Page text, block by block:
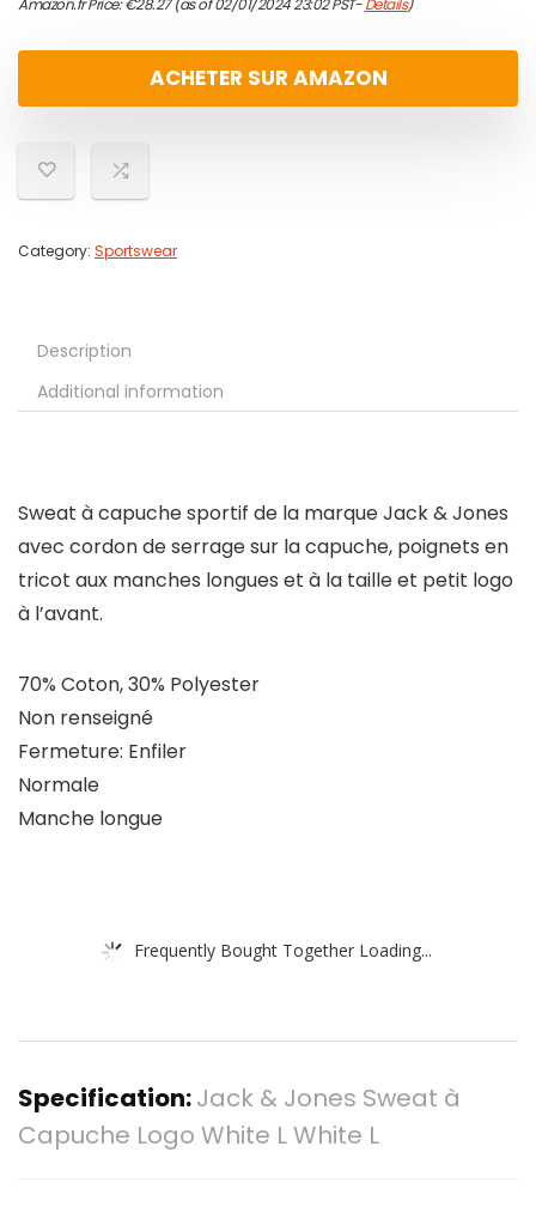
Amazon.fr Price:€28.27(as of 02/01/2024 23:02 PST-Details)
ACHETER SUR AMAZON
Category: Sportswear
Description
Additional information
Sweat à capuche sportif de la marque Jack & Jones
avec cordon de serrage sur la capuche, poignets en
tricot aux manches longues et à la taille et petit logo
à l’avant.
70% Coton, 30% Polyester
Non renseigné
Fermeture: Enfiler
Normale
Manche longue
Frequently Bought Together Loading...
Specification:Jack & Jones Sweat à
Capuche Logo White L White L